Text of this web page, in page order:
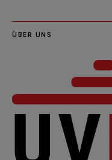
ÜBER UNS